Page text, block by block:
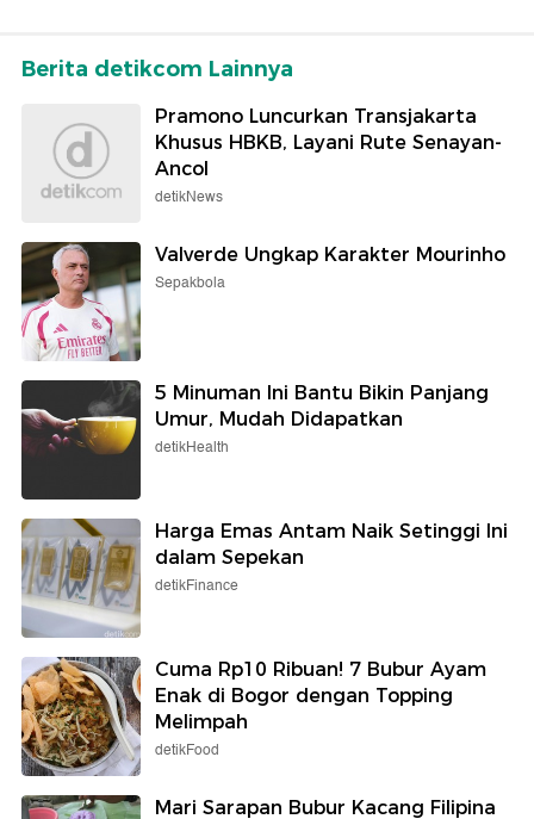
Berita detikcom Lainnya
Pramono Luncurkan Transjakarta
Khusus HBKB, Layani Rute Senayan-
Ancol
detikNews
Valverde Ungkap Karakter Mourinho
Sepakbola
5 Minuman Ini Bantu Bikin Panjang
Umur, Mudah Didapatkan
detikHealth
Harga Emas Antam Naik Setinggi Ini
dalam Sepekan
detikFinance
Cuma Rp10 Ribuan! 7 Bubur Ayam
Enak di Bogor dengan Topping
Melimpah
detikFood
Mari Sarapan Bubur Kacang Filipina